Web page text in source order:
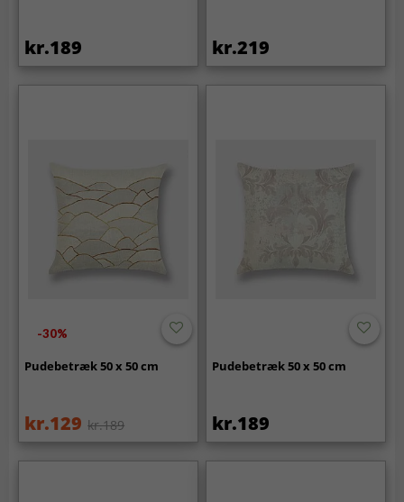
kr.189 kr.219
-30%
Pudebetræk 50 x 50 cm
kr.129 kr.189
Pudebetræk 50 x 50 cm
kr.189